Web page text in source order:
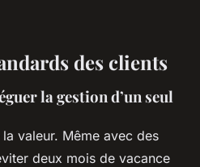
des clients
la gestion d’un seul
valeur. Même avec des
deux mois de vacance